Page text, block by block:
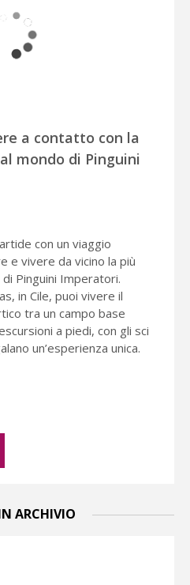
a contatto con la
mondo di Pinguini
con un viaggio
e vivere da vicino la più
Pinguini Imperatori.
in Cile, puoi vivere il
tra un campo base
a piedi, con gli sci
un’esperienza unica.
ARCHIVIO